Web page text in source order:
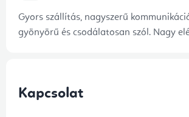
Gyors szállítás, nagyszerű
gyönyörű és csodálatosan szól. Nagy
Kapcsolat